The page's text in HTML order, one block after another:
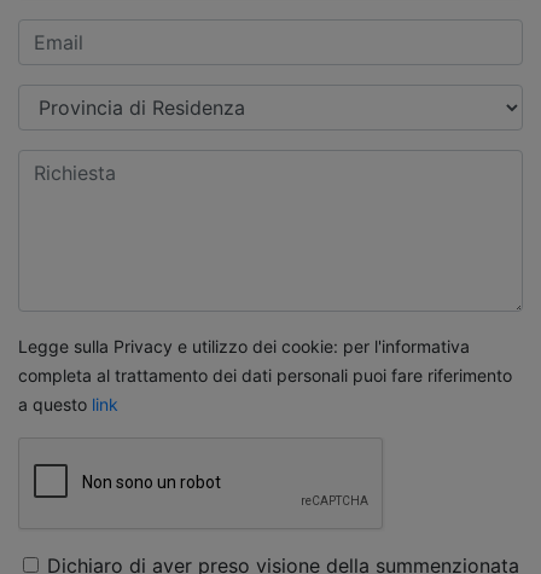
Legge sulla Privacy e utilizzo dei cookie: per l'informativa
completa al trattamento dei dati personali puoi fare riferimento
a questo link
Dichiaro di aver preso visione della summenzionata